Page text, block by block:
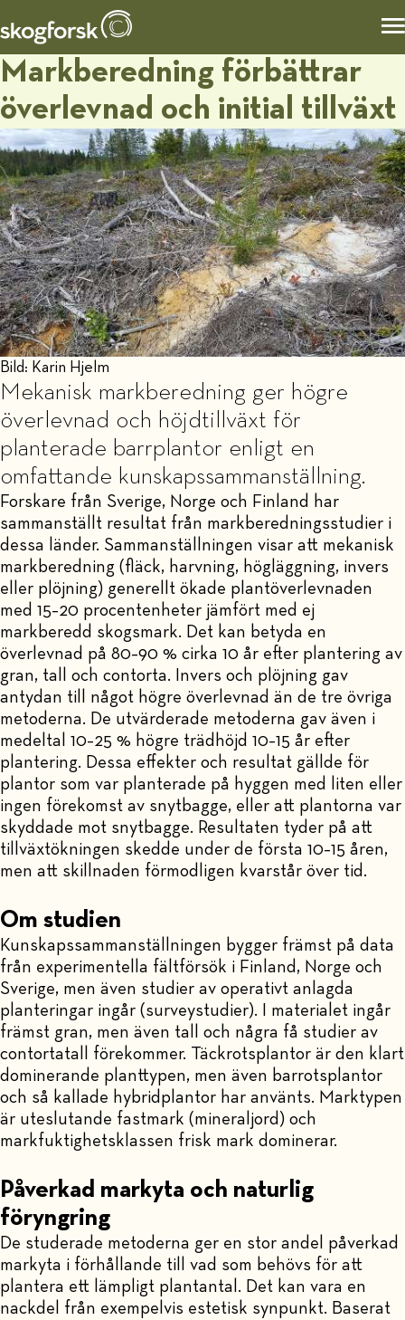
Markberedning förbättrar
överlevnad och initial tillväxt
Bild: Karin Hjelm
Mekanisk markberedning ger högre
överlevnad och höjdtillväxt för
planterade barrplantor enligt en
omfattande kunskapssammanställning.
Forskare från Sverige, Norge och Finland har
sammanställt resultat från markberedningsstudier i
dessa länder. Sammanställningen visar att mekanisk
markberedning (fläck, harvning, högläggning, invers
eller plöjning) generellt ökade plantöverlevnaden
med 15–20 procentenheter jämfört med ej
markberedd skogsmark. Det kan betyda en
överlevnad på 80–90 % cirka 10 år efter plantering av
gran, tall och contorta. Invers och plöjning gav
antydan till något högre överlevnad än de tre övriga
metoderna. De utvärderade metoderna gav även i
medeltal 10–25 % högre trädhöjd 10–15 år efter
plantering. Dessa effekter och resultat gällde för
plantor som var planterade på hyggen med liten eller
ingen förekomst av snytbagge, eller att plantorna var
skyddade mot snytbagge. Resultaten tyder på att
tillväxtökningen skedde under de första 10–15 åren,
men att skillnaden förmodligen kvarstår över tid.
Om studien
Kunskapssammanställningen bygger främst på data
från experimentella fältförsök i Finland, Norge och
Sverige, men även studier av operativt anlagda
planteringar ingår (surveystudier). I materialet ingår
främst gran, men även tall och några få studier av
contortatall förekommer. Täckrotsplantor är den klart
dominerande planttypen, men även barrotsplantor
och så kallade hybridplantor har använts. Marktypen
är uteslutande fastmark (mineraljord) och
markfuktighetsklassen frisk mark dominerar.
Påverkad markyta och naturlig
föryngring
De studerade metoderna ger en stor andel påverkad
markyta i förhållande till vad som behövs för att
plantera ett lämpligt plantantal. Det kan vara en
nackdel från exempelvis estetisk synpunkt. Baserat